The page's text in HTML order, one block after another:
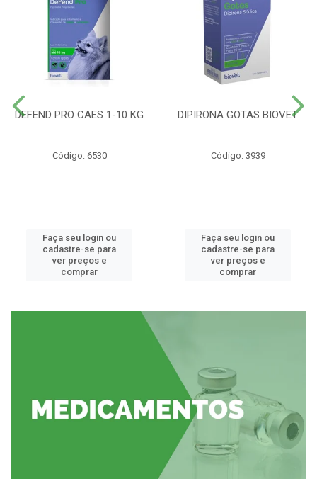
DEFEND PRO CAES 1-10 KG
Código: 6530
Faça seu login ou
cadastre-se para
ver preços e
comprar
DIPIRONA GOTAS BIOVET
Código: 3939
Faça seu login ou
cadastre-se para
ver preços e
comprar